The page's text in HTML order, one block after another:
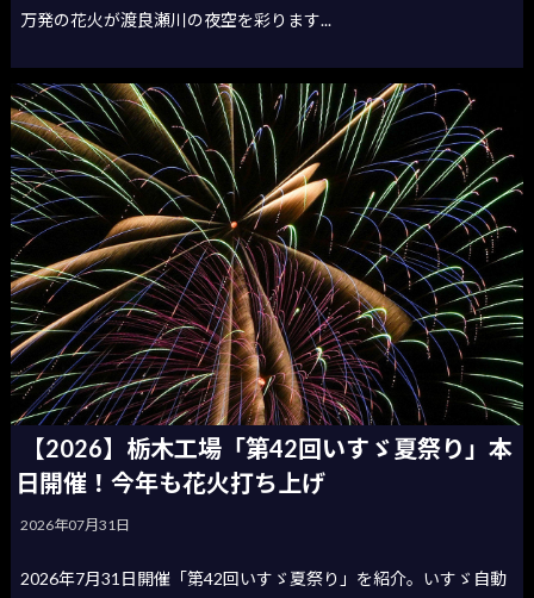
万発の花火が渡良瀬川の夜空を彩ります...
【2026】栃木工場「第42回いすゞ夏祭り」本
日開催！今年も花火打ち上げ
2026年07月31日
2026年7月31日開催「第42回いすゞ夏祭り」を紹介。いすゞ自動